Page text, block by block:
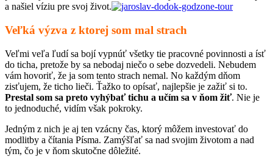
a našiel víziu pre svoj život.
Veľká výzva z ktorej som mal strach
Veľmi veľa ľudí sa bojí vypnúť všetky tie pracovné povinnosti a ísť
do ticha, pretože by sa nebodaj niečo o sebe dozvedeli. Nebudem
vám hovoriť, že ja som tento strach nemal. No každým dňom
zisťujem, že ticho lieči. Ťažko to opísať, najlepšie je zažiť si to.
Prestal som sa preto vyhýbať tichu a učím sa v ňom žiť. Nie je
to jednoduché, vidím však pokroky.
Jedným z nich je aj ten vzácny čas, ktorý môžem investovať do
modlitby a čítania Písma. Zamýšľať sa nad svojim životom a nad
tým, čo je v ňom skutočne dôležité.